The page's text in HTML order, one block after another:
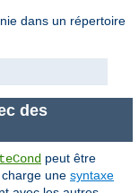
dans un répertoire
des
peut être
une syntaxe